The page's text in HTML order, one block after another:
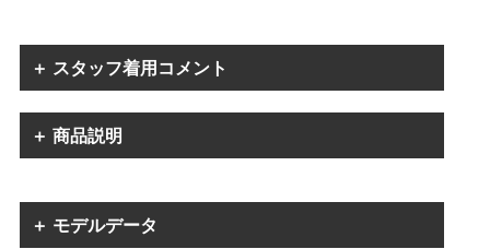
＋ スタッフ着用コメント
＋ 商品説明
＋ モデルデータ